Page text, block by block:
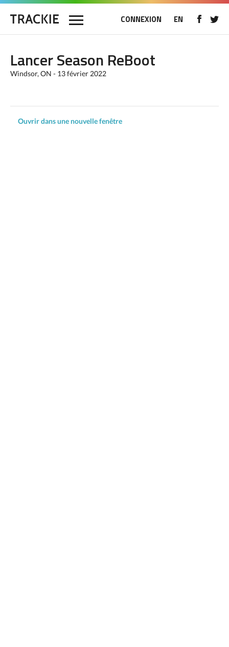
CONNEXION EN
Lancer Season ReBoot
Windsor, ON - 13 février 2022
Ouvrir dans une nouvelle fenêtre